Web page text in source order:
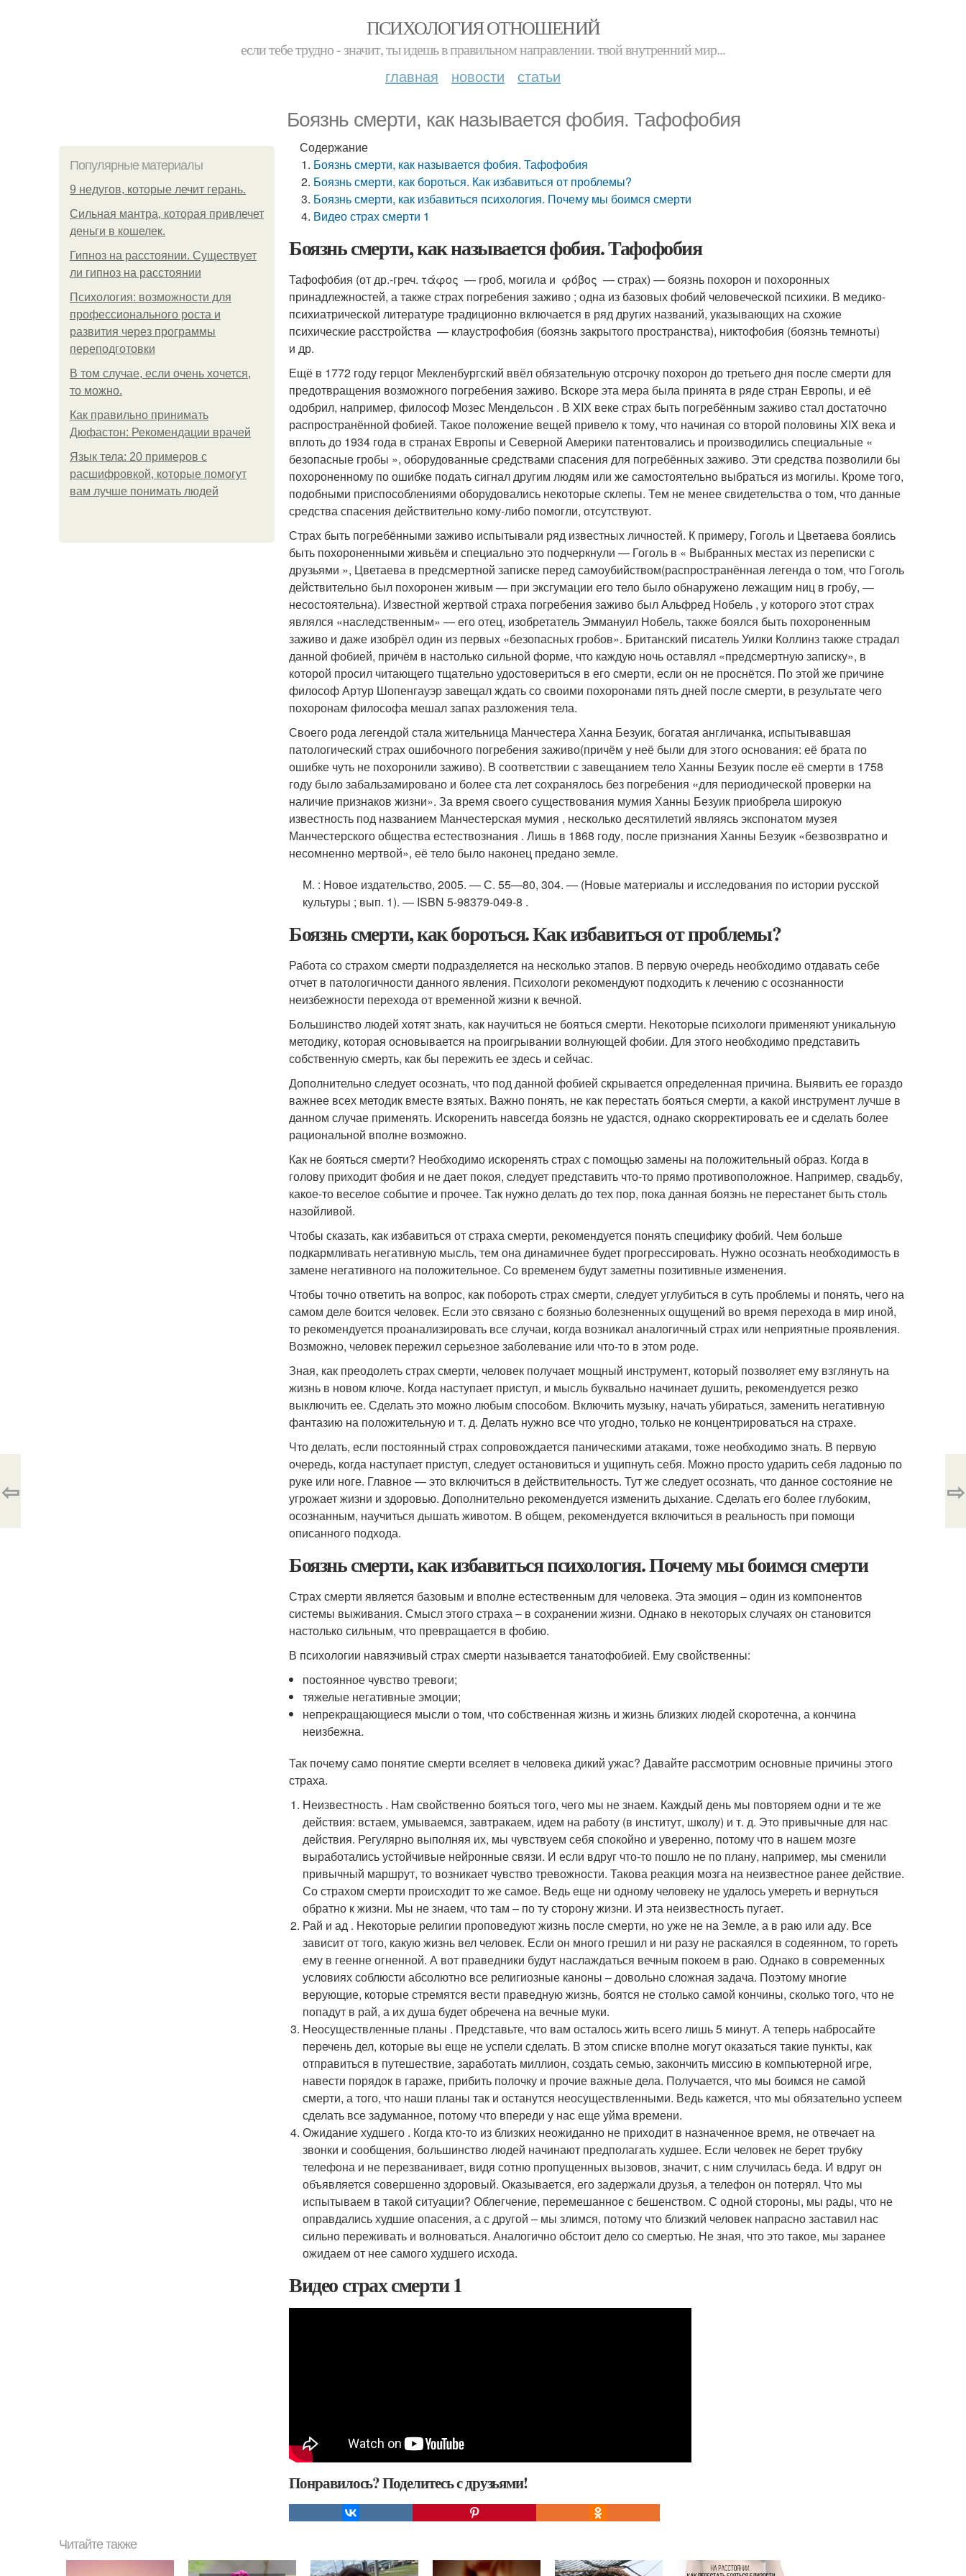
ПСИХОЛОГИЯ ОТНОШЕНИЙ
если тебе трудно - значит, ты идешь в правильном направлении. твой внутренний мир...
главная новости статьи
Боязнь смерти, как называется фобия. Тафофобия
Популярные материалы
9 недугов, которые лечит герань.
Сильная мантра, которая привлечет
деньги в кошелек.
Гипноз на расстоянии. Существует
ли гипноз на расстоянии
Психология: возможности для
профессионального роста и
развития через программы
переподготовки
В том случае, если очень хочется,
то можно.
Как правильно принимать
Дюфастон: Рекомендации врачей
Язык тела: 20 примеров с
расшифровкой, которые помогут
вам лучше понимать людей
Содержание
Боязнь смерти, как называется фобия. Тафофобия
Боязнь смерти, как бороться. Как избавиться от проблемы?
Боязнь смерти, как избавиться психология. Почему мы боимся смерти
Видео страх смерти 1
Боязнь смерти, как называется фобия. Тафофобия
Тафофо́бия (от др.-греч. τάφος — гроб, могила и φόβος — страх) — боязнь похорон и похоронных
принадлежностей, а также страх погребения заживо ; одна из базовых фобий человеческой психики. В медико-
психиатрической литературе традиционно включается в ряд других названий, указывающих на схожие
психические расстройства — клаустрофобия (боязнь закрытого пространства), никтофобия (боязнь темноты)
и др.
Ещё в 1772 году герцог Мекленбургский ввёл обязательную отсрочку похорон до третьего дня после смерти для
предотвращения возможного погребения заживо. Вскоре эта мера была принята в ряде стран Европы, и её
одобрил, например, философ Мозес Мендельсон . В XIX веке страх быть погребённым заживо стал достаточно
распространённой фобией. Такое положение вещей привело к тому, что начиная со второй половины XIX века и
вплоть до 1934 года в странах Европы и Северной Америки патентовались и производились специальные «
безопасные гробы », оборудованные средствами спасения для погребённых заживо. Эти средства позволили бы
похороненному по ошибке подать сигнал другим людям или же самостоятельно выбраться из могилы. Кроме того,
подобными приспособлениями оборудовались некоторые склепы. Тем не менее свидетельства о том, что данные
средства спасения действительно кому-либо помогли, отсутствуют.
Страх быть погребёнными заживо испытывали ряд известных личностей. К примеру, Гоголь и Цветаева боялись
быть похороненными живьём и специально это подчеркнули — Гоголь в « Выбранных местах из переписки с
друзьями », Цветаева в предсмертной записке перед самоубийством(распространённая легенда о том, что Гоголь
действительно был похоронен живым — при эксгумации его тело было обнаружено лежащим ниц в гробу, —
несостоятельна). Известной жертвой страха погребения заживо был Альфред Нобель , у которого этот страх
являлся «наследственным» — его отец, изобретатель Эммануил Нобель, также боялся быть похороненным
заживо и даже изобрёл один из первых «безопасных гробов». Британский писатель Уилки Коллинз также страдал
данной фобией, причём в настолько сильной форме, что каждую ночь оставлял «предсмертную записку», в
которой просил читающего тщательно удостовериться в его смерти, если он не проснётся. По этой же причине
философ Артур Шопенгауэр завещал ждать со своими похоронами пять дней после смерти, в результате чего
похоронам философа мешал запах разложения тела.
Своего рода легендой стала жительница Манчестера Ханна Безуик, богатая англичанка, испытывавшая
патологический страх ошибочного погребения заживо(причём у неё были для этого основания: её брата по
ошибке чуть не похоронили заживо). В соответствии с завещанием тело Ханны Безуик после её смерти в 1758
году было забальзамировано и более ста лет сохранялось без погребения «для периодической проверки на
наличие признаков жизни». За время своего существования мумия Ханны Безуик приобрела широкую
известность под названием Манчестерская мумия , несколько десятилетий являясь экспонатом музея
Манчестерского общества естествознания . Лишь в 1868 году, после признания Ханны Безуик «безвозвратно и
несомненно мертвой», её тело было наконец предано земле.
М. : Новое издательство, 2005. — С. 55—80, 304. — (Новые материалы и исследования по истории русской
культуры ; вып. 1). — ISBN 5-98379-049-8 .
Боязнь смерти, как бороться. Как избавиться от проблемы?
Работа со страхом смерти подразделяется на несколько этапов. В первую очередь необходимо отдавать себе
отчет в патологичности данного явления. Психологи рекомендуют подходить к лечению с осознанности
неизбежности перехода от временной жизни к вечной.
Большинство людей хотят знать, как научиться не бояться смерти. Некоторые психологи применяют уникальную
методику, которая основывается на проигрывании волнующей фобии. Для этого необходимо представить
собственную смерть, как бы пережить ее здесь и сейчас.
Дополнительно следует осознать, что под данной фобией скрывается определенная причина. Выявить ее гораздо
важнее всех методик вместе взятых. Важно понять, не как перестать бояться смерти, а какой инструмент лучше в
данном случае применять. Искоренить навсегда боязнь не удастся, однако скорректировать ее и сделать более
рациональной вполне возможно.
Как не бояться смерти? Необходимо искоренять страх с помощью замены на положительный образ. Когда в
голову приходит фобия и не дает покоя, следует представить что-то прямо противоположное. Например, свадьбу,
какое-то веселое событие и прочее. Так нужно делать до тех пор, пока данная боязнь не перестанет быть столь
назойливой.
Чтобы сказать, как избавиться от страха смерти, рекомендуется понять специфику фобий. Чем больше
подкармливать негативную мысль, тем она динамичнее будет прогрессировать. Нужно осознать необходимость в
замене негативного на положительное. Со временем будут заметны позитивные изменения.
Чтобы точно ответить на вопрос, как побороть страх смерти, следует углубиться в суть проблемы и понять, чего на
самом деле боится человек. Если это связано с боязнью болезненных ощущений во время перехода в мир иной,
то рекомендуется проанализировать все случаи, когда возникал аналогичный страх или неприятные проявления.
Возможно, человек пережил серьезное заболевание или что-то в этом роде.
Зная, как преодолеть страх смерти, человек получает мощный инструмент, который позволяет ему взглянуть на
жизнь в новом ключе. Когда наступает приступ, и мысль буквально начинает душить, рекомендуется резко
выключить ее. Сделать это можно любым способом. Включить музыку, начать убираться, заменить негативную
фантазию на положительную и т. д. Делать нужно все что угодно, только не концентрироваться на страхе.
Что делать, если постоянный страх сопровождается паническими атаками, тоже необходимо знать. В первую
очередь, когда наступает приступ, следует остановиться и ущипнуть себя. Можно просто ударить себя ладонью по
руке или ноге. Главное — это включиться в действительность. Тут же следует осознать, что данное состояние не
угрожает жизни и здоровью. Дополнительно рекомендуется изменить дыхание. Сделать его более глубоким,
осознанным, научиться дышать животом. В общем, рекомендуется включиться в реальность при помощи
описанного подхода.
Боязнь смерти, как избавиться психология. Почему мы боимся смерти
Страх смерти является базовым и вполне естественным для человека. Эта эмоция – один из компонентов
системы выживания. Смысл этого страха – в сохранении жизни. Однако в некоторых случаях он становится
настолько сильным, что превращается в фобию.
В психологии навязчивый страх смерти называется танатофобией. Ему свойственны:
постоянное чувство тревоги;
тяжелые негативные эмоции;
непрекращающиеся мысли о том, что собственная жизнь и жизнь близких людей скоротечна, а кончина
неизбежна.
Так почему само понятие смерти вселяет в человека дикий ужас? Давайте рассмотрим основные причины этого
страха.
Неизвестность . Нам свойственно бояться того, чего мы не знаем. Каждый день мы повторяем одни и те же
действия: встаем, умываемся, завтракаем, идем на работу (в институт, школу) и т. д. Это привычные для нас
действия. Регулярно выполняя их, мы чувствуем себя спокойно и уверенно, потому что в нашем мозге
выработались устойчивые нейронные связи. И если вдруг что-то пошло не по плану, например, мы сменили
привычный маршрут, то возникает чувство тревожности. Такова реакция мозга на неизвестное ранее действие.
Со страхом смерти происходит то же самое. Ведь еще ни одному человеку не удалось умереть и вернуться
обратно к жизни. Мы не знаем, что там – по ту сторону жизни. И эта неизвестность пугает.
Рай и ад . Некоторые религии проповедуют жизнь после смерти, но уже не на Земле, а в раю или аду. Все
зависит от того, какую жизнь вел человек. Если он много грешил и ни разу не раскаялся в содеянном, то гореть
ему в геенне огненной. А вот праведники будут наслаждаться вечным покоем в раю. Однако в современных
условиях соблюсти абсолютно все религиозные каноны – довольно сложная задача. Поэтому многие
верующие, которые стремятся вести праведную жизнь, боятся не столько самой кончины, сколько того, что не
попадут в рай, а их душа будет обречена на вечные муки.
Неосуществленные планы . Представьте, что вам осталось жить всего лишь 5 минут. А теперь набросайте
перечень дел, которые вы еще не успели сделать. В этом списке вполне могут оказаться такие пункты, как
отправиться в путешествие, заработать миллион, создать семью, закончить миссию в компьютерной игре,
навести порядок в гараже, прибить полочку и прочие важные дела. Получается, что мы боимся не самой
смерти, а того, что наши планы так и останутся неосуществленными. Ведь кажется, что мы обязательно успеем
сделать все задуманное, потому что впереди у нас еще уйма времени.
Ожидание худшего . Когда кто-то из близких неожиданно не приходит в назначенное время, не отвечает на
звонки и сообщения, большинство людей начинают предполагать худшее. Если человек не берет трубку
телефона и не перезванивает, видя сотню пропущенных вызовов, значит, с ним случилась беда. И вдруг он
объявляется совершенно здоровый. Оказывается, его задержали друзья, а телефон он потерял. Что мы
испытываем в такой ситуации? Облегчение, перемешанное с бешенством. С одной стороны, мы рады, что не
оправдались худшие опасения, а с другой – мы злимся, потому что близкий человек напрасно заставил нас
сильно переживать и волноваться. Аналогично обстоит дело со смертью. Не зная, что это такое, мы заранее
ожидаем от нее самого худшего исхода.
Видео страх смерти 1
Понравилось? Поделитесь с друзьями!
⇦ ⇨
Читайте также